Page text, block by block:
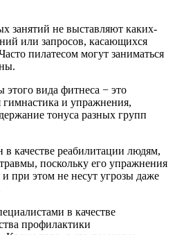
занятий не выставляют каких-
или запросов, касающихся
пилатесом могут заниматься
вида фитнеса − это
гимнастика и упражнения,
тонуса разных групп
в качестве реабилитации людям,
поскольку его упражнения
при этом не несут угрозы даже
в качестве
профилактики